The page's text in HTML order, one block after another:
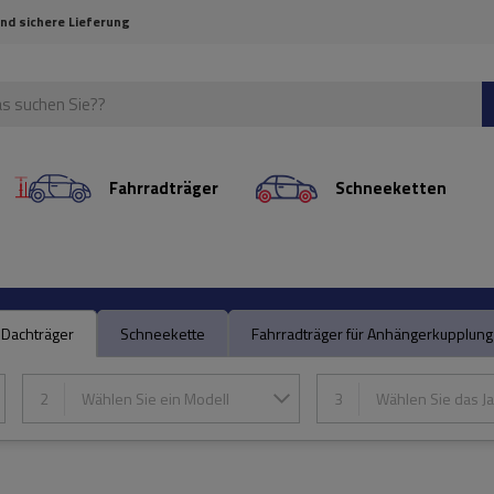
sichere Lieferung
Fahrradträger Schneeketten
Dachträger Schneekette Fahrradträger für Anhängerkupplung
2 Wählen Sie ein Modell 3 Wählen Sie das